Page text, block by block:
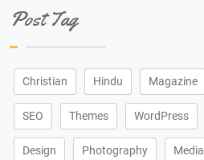
Post Tag
Christian Hindu Magazine
SEO Themes WordPress
Design Photography Media